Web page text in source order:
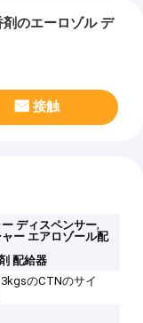
のエーロゾル デ
接触
ディスペンサー,
ー エアロゾール配
配給器
のCTNのサイ